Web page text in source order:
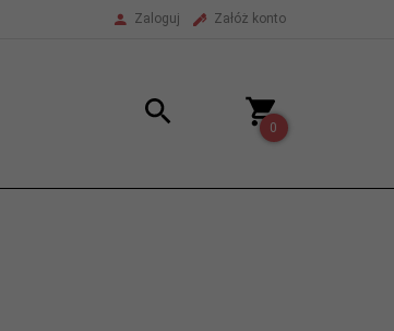
Zaloguj Załóż konto
0